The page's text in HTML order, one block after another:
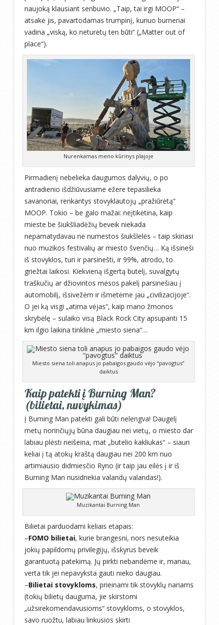
naujoką klausiant senbuvio. „Taip, tai irgi MOOP“ –
atsakė jis, pavartodamas trumpinį, kuriuo burneriai
vadina „viską, ko neturėtų ten būti“ („Matter out of
place“).
Nurenkamas meno kūrinys plajoje
Pirmadienį nebelieka daugumos dalyvių, o po
antradienio išdžiūvusiame ežere tepasilieka
savanoriai, renkantys stovyklautojų „pražiūrėtą“
MOOP. Tokio – be galo mažai: neįtikėtina, kaip
mieste be šiukšliadėžių beveik niekada
nepamatydavau nė numestos šiukšlelės – taip skiriasi
nuo muzikos festivalių ar miesto švenčių… Ką išsineši
iš stovyklos, turi ir parsinešti, ir 99%, atrodo, to
griežtai laikosi. Kiekvieną išgertą butelį, suvalgytų
traškučių ar džiovintos mėsos pakelį parsinešiau į
automobilį, išsivežėm ir išmetėme jau „civilizacijoje“.
O jei ką visgi „atima vėjas“, kaip mano žmonos
skrybėlę – sulaiko visą Black Rock City apsupanti 15
km ilgio laikina tinklinė „miesto siena“…
Miesto siena toli anapus jo pabaigos gaudo vėjo “pavogtus”
daiktus
Kaip patekti į Burning Man?
(bilietai, nuvykimas)
Į Burning Man patekti gali būti nelengva! Daugelį
metų norinčiųjų būna daugiau nei vietų, o miesto dar
labiau plėsti neišeina, mat „butelio kakliukas“ – siauri
keliai į tą atokų kraštą daugiau nei 200 km nuo
artimiausio didmiesčio Ryno (ir taip jau eilės į ir iš
Burning Man nusidriekia valandų valandas!).
Muzikantai Burning Man
Bilietai parduodami keliais etapais:
–FOMO bilietai, kurie brangesni, nors nesuteikia
jokių papildomų privilegijų, išskyrus beveik
garantuotą patekimą. Jų pirkti nebandėme ir, manau,
verta tik jei nepavyksta gauti nieko daugiau.
–Bilietai stovykloms, prieinami tik stovyklų nariams
(tokių bilietų dauguma, jie skirstomi
„užsirekomendavusioms“ stovykloms, o stovyklos,
savo ruožtu, labiau linkusios skirti